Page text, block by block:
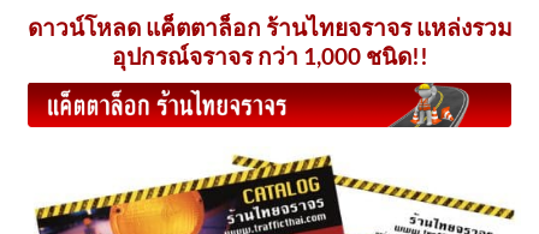
ดาวน์โหลด แค็ตตาล็อก ร้านไทยจราจร แหล่งรวม
อุปกรณ์จราจร กว่า 1,000 ชนิด!!